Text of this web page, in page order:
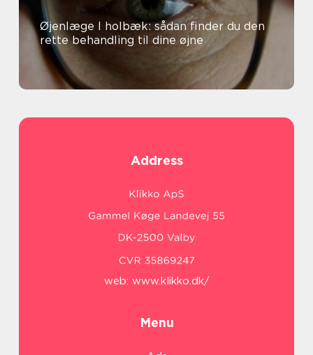
Øjenlæge I holbæk: sådan finder du den
rette behandling til dine øjne
Address
web: www.klikko.dk/
Menu